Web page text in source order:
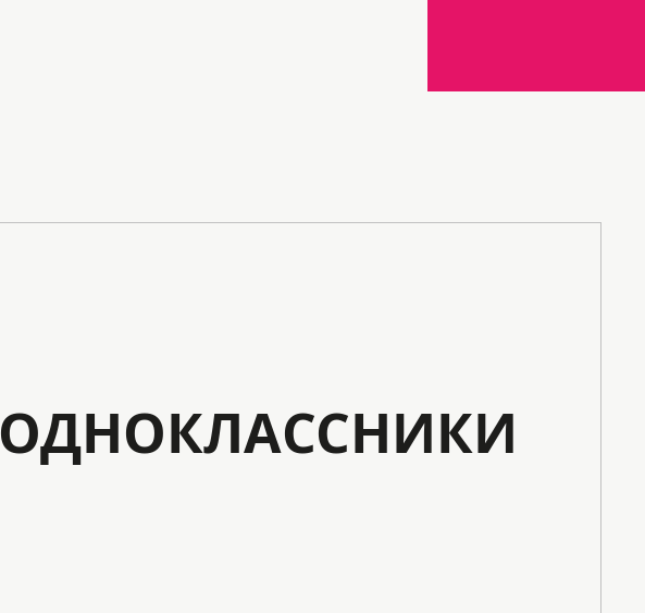
ОДНОКЛАССНИКИ